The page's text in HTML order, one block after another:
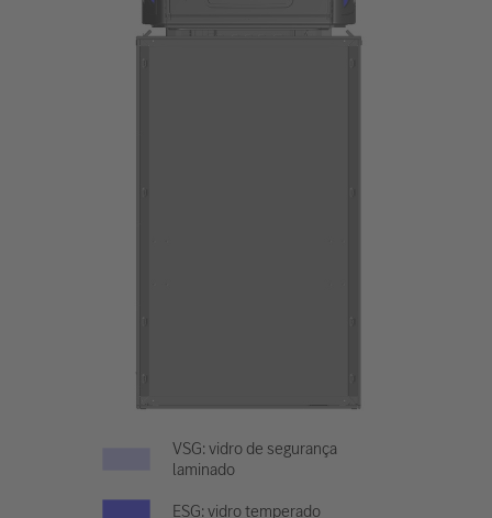
VSG: vidro de segurança
laminado
ESG: vidro temperado